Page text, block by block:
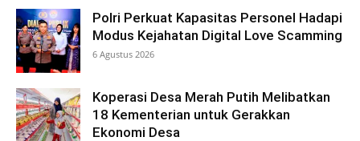
Polri Perkuat Kapasitas Personel Hadapi
Modus Kejahatan Digital Love Scamming
6 Agustus 2026
Koperasi Desa Merah Putih Melibatkan
18 Kementerian untuk Gerakkan
Ekonomi Desa